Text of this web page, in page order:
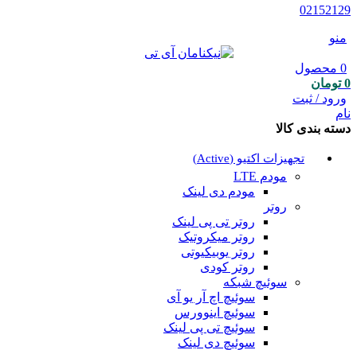
02152129
منو
0 محصول
0 تومان
ورود / ثبت
نام
دسته بندی کالا
تجهیزات اکتیو (Active)
مودم LTE
مودم دی لینک
روتر
روتر تی پی لینک
روتر میکروتیک
روتر یوبیکیوتی
روتر کودی
سوئیچ شبکه
سوئیچ اچ آر یو آی
سوئیچ اینوورس
سوئیچ تی پی لینک
سوئیچ دی لینک